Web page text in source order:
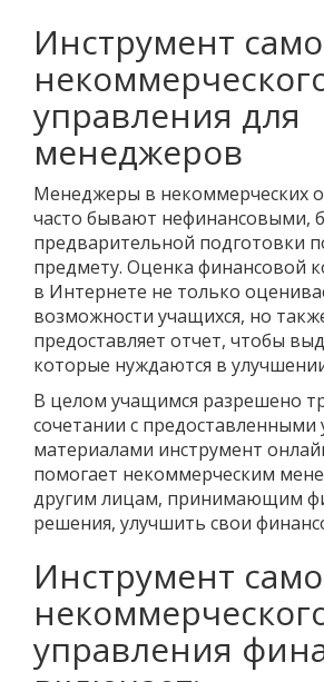
Инструмент
управления для
менеджеров
Менеджеры в некоммерческих
часто бывают нефинансовыми,
предварительной подготовки
предмету. Оценка финансовой
в Интернете не только
возможности учащихся, но
предоставляет отчет, чтобы
которые нуждаются в
В целом учащимся разрешено
сочетании с предоставленными
материалами инструмент
помогает некоммерческим
другим лицам, принимающим
решения, улучшить свои
Инструмент
управления